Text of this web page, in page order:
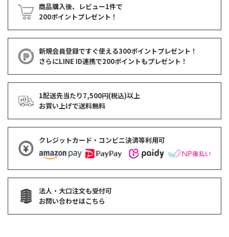
商品購入後、レビュー1件で
200ポイントプレゼント！
新規会員登録ですぐ使える300ポイントプレゼント！
さらにLINE ID連携で200ポイントもプレゼント！
1配送先当たり7,500円(税込)以上
お買い上げで送料無料
クレジットカード・コンビニ決済等利用可
法人・大口注文も受付可
お問い合わせはこちら